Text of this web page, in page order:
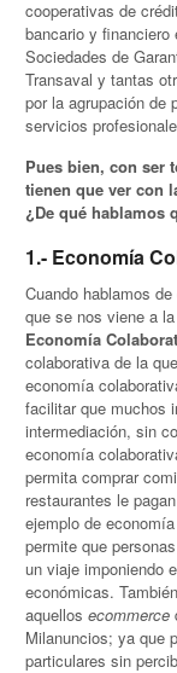
cooperativas de
bancario y financiero
Sociedades de
Transaval y tantas
por la agrupación de
servicios
Pues bien, con ser
tienen que ver con
¿De qué hablamos
1.- Economía
Cuando hablamos
que se nos viene a
Economía
colaborativa de la
economía
facilitar que muchos
intermediación, sin
economía
permita comprar
restaurantes le
ejemplo de
permite que
un viaje imponiendo
económicas.
aquellosecommerce
Milanuncios; ya que
particulares sin